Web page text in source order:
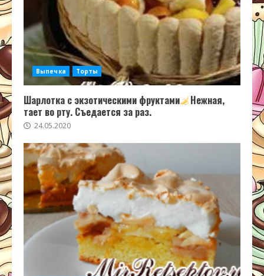
Выпечка Торты
Шарлотка с экзотическими фруктами
Нежная,
тает во рту. Съедается за раз.
24.05.2020